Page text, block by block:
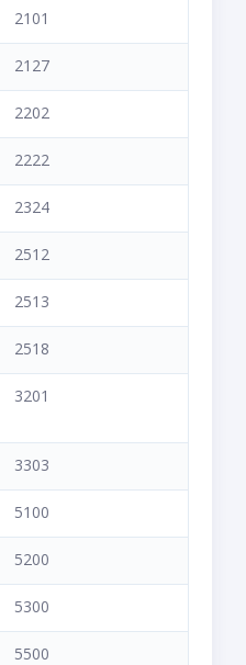
2101
2127
2202
2222
2324
2512
2513
2518
3201
3303
5100
5200
5300
5500